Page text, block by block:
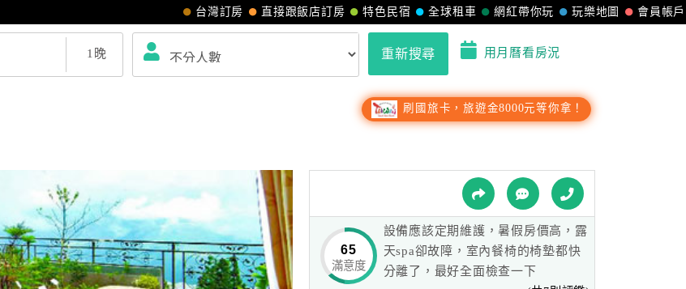
會員帳戶
玩樂地圖
網紅帶你玩
全球租車
特色民宿
直接跟飯店訂房
台灣訂房
1 晚 重新搜尋 用月曆看房況
刷國旅卡，旅遊金8000元等你拿！
65
滿意度
設備應該定期維護，暑假房價高，露
天spa卻故障，室內餐椅的椅墊都快
分離了，最好全面檢查一下